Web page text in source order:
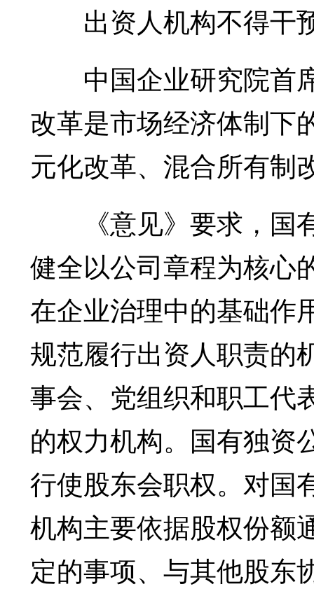
出资人机构不得干
中国企业研究院首
改革是市场经济体制下
元化改革、混合所有制
《意见》要求，国
健全以公司章程为核心
在企业治理中的基础作
规范履行出资人职责的
事会、党组织和职工代
的权力机构。国有独资
行使股东会职权。对国
机构主要依据股权份额
定的事项、与其他股东